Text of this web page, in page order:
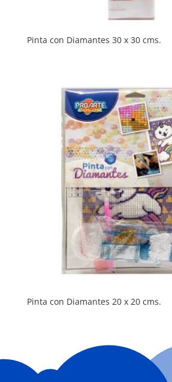
Pinta con Diamantes 30 x 30 cms.
Pinta con Diamantes 20 x 20 cms.